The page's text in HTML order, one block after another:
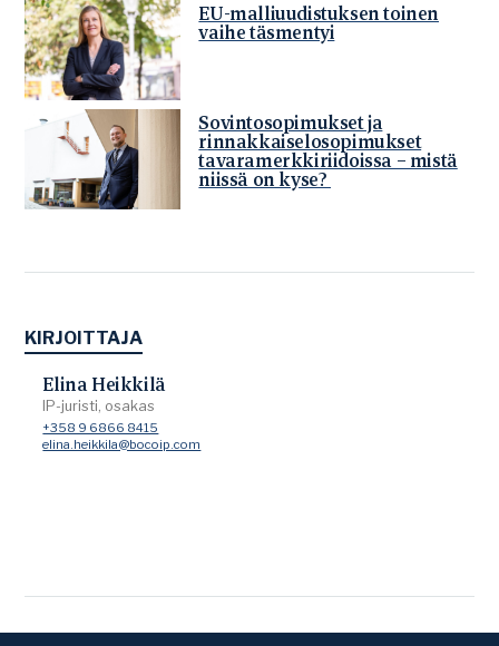
EU-malliuudistuksen toinen
vaihe täsmentyi
Sovintosopimukset ja
rinnakkaiselosopimukset
tavaramerkkiriidoissa – mistä
niissä on kyse?
KIRJOITTAJA
Elina Heikkilä
IP-juristi, osakas
+358 9 6866 8415
elina.heikkila@bocoip.com